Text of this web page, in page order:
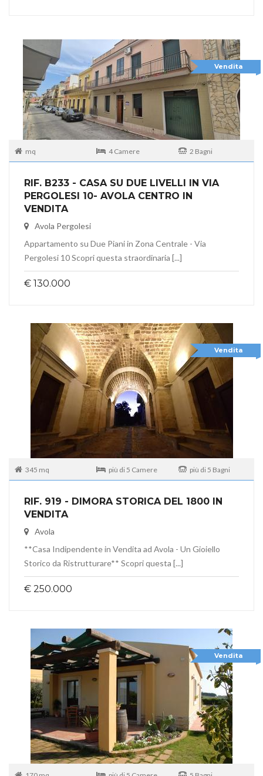
Vendita
mq 4 Camere 2 Bagni
RIF. B233 - CASA SU DUE LIVELLI IN VIA
PERGOLESI 10- AVOLA CENTRO IN
VENDITA
Avola Pergolesi
Appartamento su Due Piani in Zona Centrale - Via
Pergolesi 10 Scopri questa straordinaria [...]
€ 130.000
Vendita
345 mq più di 5 Camere più di 5 Bagni
RIF. 919 - DIMORA STORICA DEL 1800 IN
VENDITA
Avola
**Casa Indipendente in Vendita ad Avola - Un Gioiello
Storico da Ristrutturare** Scopri questa [...]
€ 250.000
Vendita